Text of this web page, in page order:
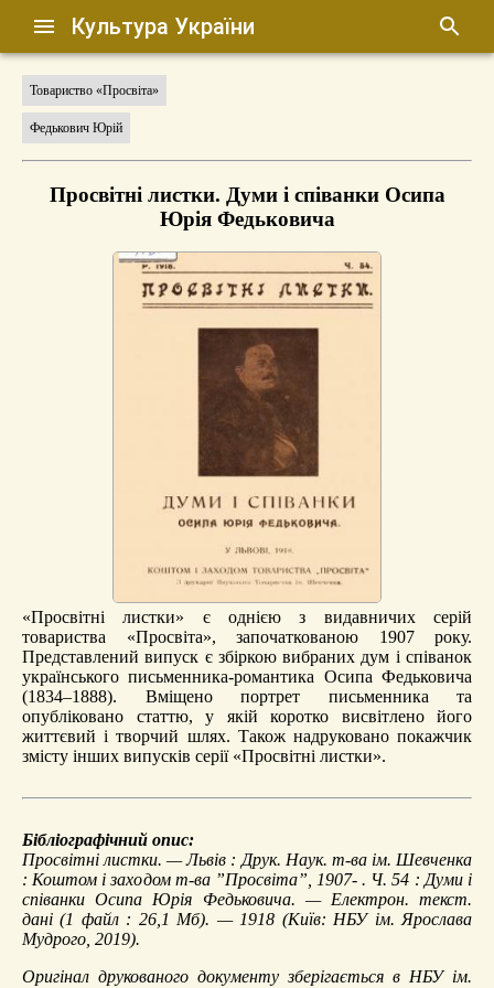
Культура України
Товариство «Просвіта»
Федькович Юрій
Просвітні листки. Думи і співанки Осипа
Юрія Федьковича
«Просвітні листки» є однією з видавничих серій
товариства «Просвіта», започаткованою 1907 року.
Представлений випуск є збіркою вибраних дум і співанок
українського письменника-романтика Осипа Федьковича
(1834–1888). Вміщено портрет письменника та
опубліковано статтю, у якій коротко висвітлено його
життєвий і творчий шлях. Також надруковано покажчик
змісту інших випусків серії «Просвітні листки».
Бібліографічний опис:
Просвітні листки. — Львів : Друк. Наук. т-ва ім. Шевченка
: Коштом і заходом т-ва ”Просвіта”, 1907- . Ч. 54 : Думи і
співанки Осипа Юрія Федьковича. — Електрон. текст.
дані (1 файл : 26,1 Мб). — 1918 (Київ: НБУ ім. Ярослава
Мудрого, 2019).
Оригінал друкованого документу зберігається в НБУ ім.